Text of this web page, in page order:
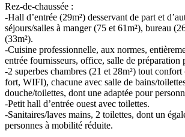
Rez-de-chaussée :
-Hall d’entrée (29m²) desservant de part et
séjours/salles à manger (75 et 61m²), bureau
(33m²).
-Cuisine professionnelle, aux normes,
entrée fournisseurs, office, salle de préparation
-2 superbes chambres (21 et 28m²) tout
fort, WIFI), chacune avec salle de bains/
douche/toilettes, dont une adaptée pour
-Petit hall d’entrée ouest avec toilettes.
-Sanitaires/laves mains, 2 toilettes, dont un
personnes à mobilité réduite.